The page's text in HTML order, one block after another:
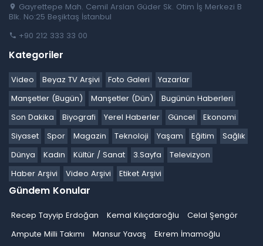
Gayrettepe Mah. Cemil Arslan Güder Sk. Otim İş Merkezi B
Blk. No:25 Beşiktaş İstanbul
+90 212 333 33 00
Kategoriler
Video Beyaz TV Arşivi Foto Galeri
Yazarlar
Manşetler (Bugün)
Manşetler (Dün)
Bugünün Haberleri
Son Dakika
Biyografi Yerel Haberler Güncel
Ekonomi
Siyaset
Spor Magazin Teknoloji Yaşam Eğitim
Sağlık
Dünya
Kadın Kültür / Sanat 3.Sayfa
Televizyon
Haber Arşivi
Video Arşivi Etiket Arşivi
Gündem Konular
Recep Tayyip Erdoğan Kemal Kılıçdaroğlu
Celal Şengör
Ampute Milli Takımı
Mansur Yavaş
Ekrem İmamoğlu